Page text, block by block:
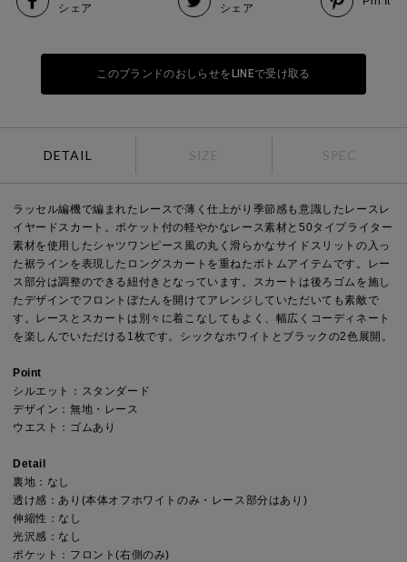
シェア シェア
このブランドのおしらせをLINEで受け取る
DETAIL SIZE SPEC
ラッセル編機で編まれたレースで薄く仕上がり季節感も意識したレースレ
イヤードスカート。ポケット付の軽やかなレース素材と50タイプライター
素材を使用したシャツワンピース風の丸く滑らかなサイドスリットの入っ
た裾ラインを表現したロングスカートを重ねたボトムアイテムです。レー
ス部分は調整のできる紐付きとなっています。スカートは後ろゴムを施し
たデザインでフロントぼたんを開けてアレンジしていただいても素敵で
す。レースとスカートは別々に着こなしてもよく、幅広くコーディネート
を楽しんでいただける1枚です。シックなホワイトとブラックの2色展開。
Point
シルエット：スタンダード
デザイン：無地・レース
ウエスト：ゴムあり
Detail
裏地：なし
透け感：あり(本体オフホワイトのみ・レース部分はあり)
伸縮性：なし
光沢感：なし
ポケット：フロント(右側のみ)